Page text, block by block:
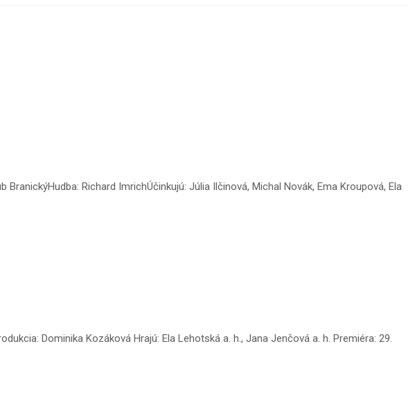
Richard ImrichÚčinkujú: Júlia Ilčinová, Michal Novák, Ema Kroupová, Ela
Dominika Kozáková Hrajú: Ela Lehotská a. h., Jana Jenčová a. h. Premiéra: 29.